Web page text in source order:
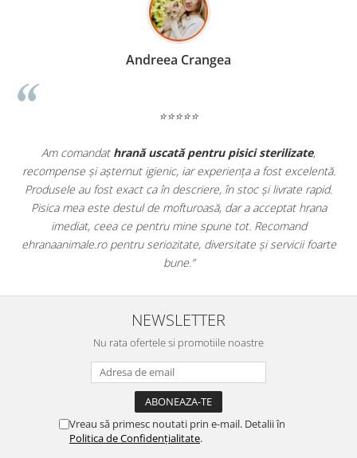
,
excelentă.
rapid.
hrana
foarte
Madalina Stancea
Apreciez foarte mult faptul că peehranaanimale.ro
doar hrană, ci și produse dinfarmacia
antiparazitare, suplimente și soluții de îngrijire. Este
comod să pot comanda tot ce am nevoie pentru
dintr-un singur loc. Livrarea a fost rapidă, iar
originale și în termen. Magazin serios, bine organizat și
pentru orice stăpân de animale.
NEWSLETTER
Nu rata ofertele si promotiile noastre
Vreau să primesc noutati prin e-mail. Detalii în
Politica de Confidențialitate.